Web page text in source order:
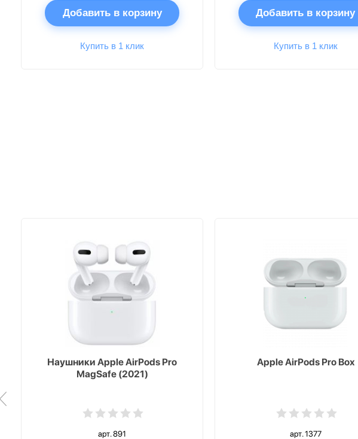
Добавить в корзину
Купить в 1 клик
Добавить в корзину
Купить в 1 клик
Наушники Apple AirPods Pro
MagSafe (2021)
арт. 891
Apple AirPods Pro Box
арт. 1377